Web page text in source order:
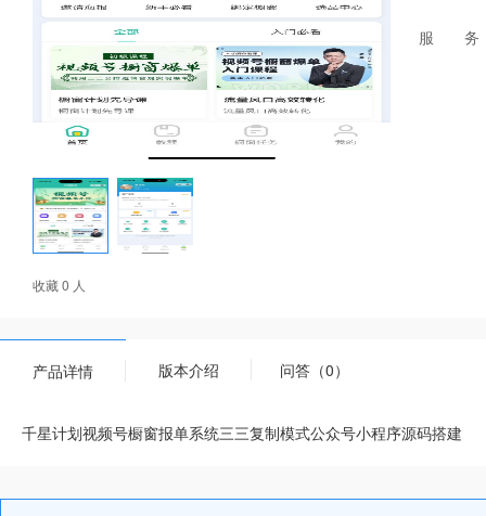
收藏 0 人
服 务
产品详情 版本介绍 问答（0）
千星计划视频号橱窗报单系统三三复制模式公众号小程序源码搭建